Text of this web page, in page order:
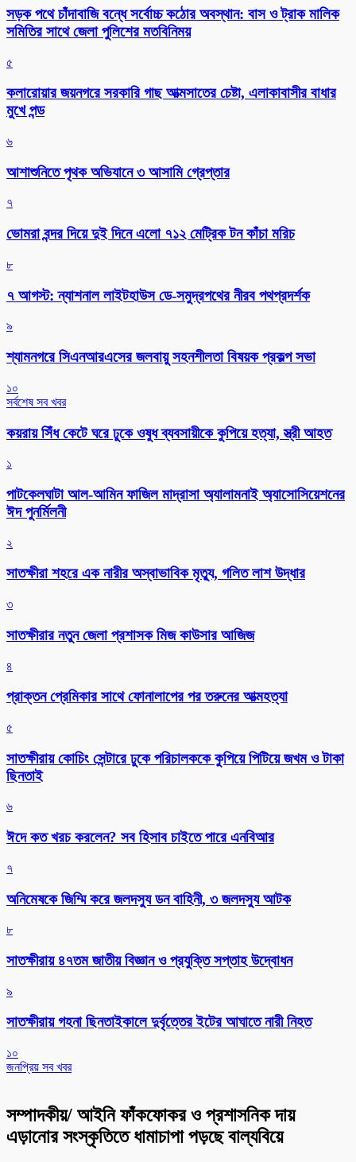
সড়ক পথে চাঁদাবাজি বন্ধে সর্বোচ্চ কঠোর অবস্থান: বাস ও ট্রাক মালিক
সমিতির সাথে জেলা পুলিশের মতবিনিময়
৫
কলারোয়ার জয়নগরে সরকারি গাছ আত্মসাতের চেষ্টা, এলাকাবাসীর বাধার
মুখে পন্ড
৬
আশাশুনিতে পৃথক অভিযানে ৩ আসামি গ্রেপ্তার
৭
ভোমরা বন্দর দিয়ে দুই দিনে এলো ৭১২ মেট্রিক টন কাঁচা মরিচ
৮
৭ আগস্ট: ন্যাশনাল লাইটহাউস ডে-সমুদ্রপথের নীরব পথপ্রদর্শক
৯
শ্যামনগরে সিএনআরএসের জলবায়ু সহনশীলতা বিষয়ক প্রকল্প সভা
১০
সর্বশেষ সব খবর
কয়রায় সিঁধ কেটে ঘরে ঢুকে ওষুধ ব্যবসায়ীকে কুপিয়ে হত্যা, স্ত্রী আহত
১
পাটকেলঘাটা আল-আমিন ফাজিল মাদ্রাসা অ্যালামনাই অ্যাসোসিয়েশনের
ঈদ পুনর্মিলনী
২
সাতক্ষীরা শহরে এক নারীর অস্বাভাবিক মৃত্যু, গলিত লাশ উদ্ধার
৩
সাতক্ষীরার নতুন জেলা প্রশাসক মিজ কাউসার আজিজ
৪
প্রাক্তন প্রেমিকার সাথে ফোনালাপের পর তরুনের আত্মহত্যা
৫
সাতক্ষীরায় কোচিং সেন্টারে ঢুকে পরিচালককে কুপিয়ে পিটিয়ে জখম ও টাকা
ছিনতাই
৬
ঈদে কত খরচ করলেন? সব হিসাব চাইতে পারে এনবিআর
৭
অনিমেষকে জিম্মি করে জলদস্যু ডন বাহিনী, ৩ জলদস্যু আটক
৮
সাতক্ষীরায় ৪৭তম জাতীয় বিজ্ঞান ও প্রযুক্তি সপ্তাহ উদ্বোধন
৯
সাতক্ষীরায় গহনা ছিনতাইকালে দুর্বৃত্তের ইটের আঘাতে নারী নিহত
১০
জনপ্রিয় সব খবর
সম্পাদকীয়/ আইনি ফাঁকফোকর ও প্রশাসনিক দায়
এড়ানোর সংস্কৃতিতে ধামাচাপা পড়ছে বাল্যবিয়ে